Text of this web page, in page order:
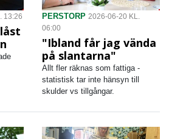
13:26 PERSTORP 2026-06-20 KL.
06:00
"Ibland får jag vända
på slantarna"
Allt fler räknas som fattiga -
statistisk tar inte hänsyn till
skulder vs tillgångar.